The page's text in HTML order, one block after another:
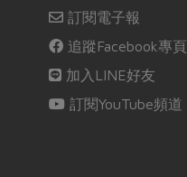
訂閱電子報
追蹤Facebook專頁
加入LINE好友
訂閱YouTube頻道